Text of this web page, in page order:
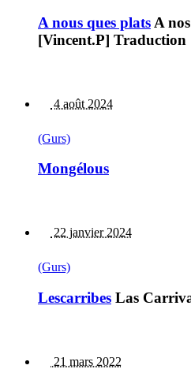
A nous ques plats A
[Vincent.P]
4 août 2024
(Gurs)
Mongélous
22 janvier 2024
(Gurs)
Lescarribes Las
21 mars 2022